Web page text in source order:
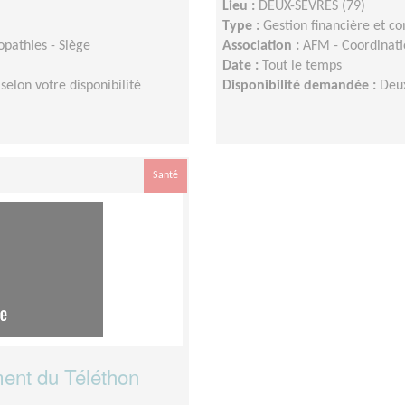
- Siège
votre disponibilité
Lieu : DEUX-SEVRES (79)
Type : Gestion financière et
Association : AFM -
Date :
Tout le temps
Disponibilité demandée :
Santé
du Téléthon